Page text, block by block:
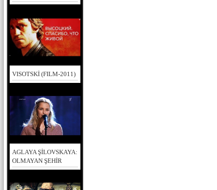
VISOTSKİ (FILM-2011)
AGLAYA ŞİLOVSKAYA:
OLMAYAN ŞEHİR